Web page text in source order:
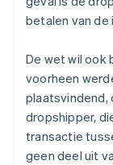
betalen van de
De wet wil ook
voorheen
plaatsvindend,
dropshipper,
transactie
geen deel uit